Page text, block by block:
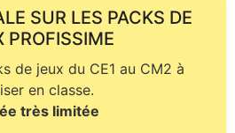
SUR LES PACKS DE
PROFISSIME
de jeux du CE1 au CM2 à
en classe.
très limitée